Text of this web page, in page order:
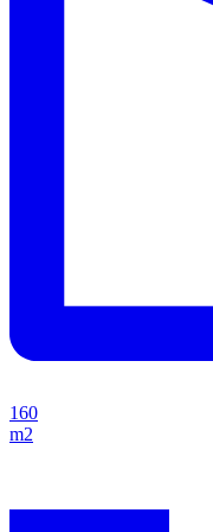
160
m2